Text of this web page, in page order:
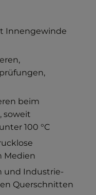
Innengewinde
beim
soweit
100 °C
Medien
und Industrie-
Querschnitten